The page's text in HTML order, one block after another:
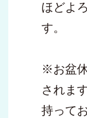
ほどよ
す。
※お盆
されま
持って